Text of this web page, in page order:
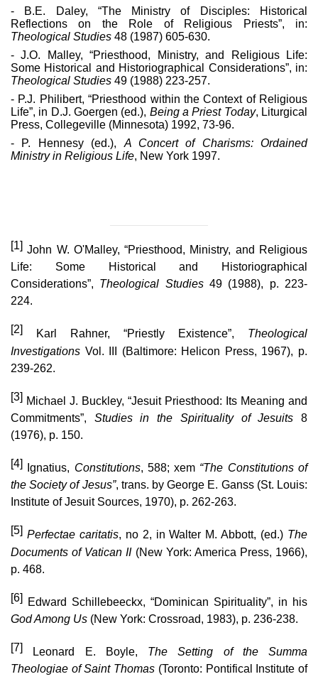
- B.E. Daley, “The Ministry of Disciples: Historical
Reflections on the Role of Religious Priests”, in:
Theological Studies 48 (1987) 605-630.
- J.O. Malley, “Priesthood, Ministry, and Religious Life:
Some Historical and Historiographical Considerations”, in:
Theological Studies 49 (1988) 223-257.
- P.J. Philibert, “Priesthood within the Context of Religious
Life”, in D.J. Goergen (ed.), Being a Priest Today, Liturgical
Press, Collegeville (Minnesota) 1992, 73-96.
- P. Hennesy (ed.), A Concert of Charisms: Ordained
Ministry in Religious Life, New York 1997.
[1] John W. O'Malley, “Priesthood, Ministry, and Religious
Life: Some Historical and Historiographical
Considerations”, Theological Studies49 (1988), p. 223-
224.
[2] Karl Rahner, “Priestly Existence”, Theological
Investigations Vol. III (Baltimore: Helicon Press, 1967), p.
239-262.
[3] Michael J. Buckley, “Jesuit Priesthood: Its Meaning and
Commitments”, Studies in the Spirituality of Jesuits 8
(1976), p. 150.
[4] Ignatius, Constitutions, 588; xem “The Constitutions of
the Society of Jesus”, trans. by George E. Ganss (St. Louis:
Institute of Jesuit Sources, 1970), p. 262-263.
[5] Perfectae caritatis, no 2, in Walter M. Abbott, (ed.) The
Documents of Vatican II(New York: America Press, 1966),
p. 468.
[6]
Edward Schillebeeckx, “Dominican Spirituality”, in his
God Among Us (New York: Crossroad, 1983), p. 236-238.
[7] Leonard E. Boyle, The Setting of the Summa
Theologiae of Saint Thomas (Toronto: Pontifical Institute of